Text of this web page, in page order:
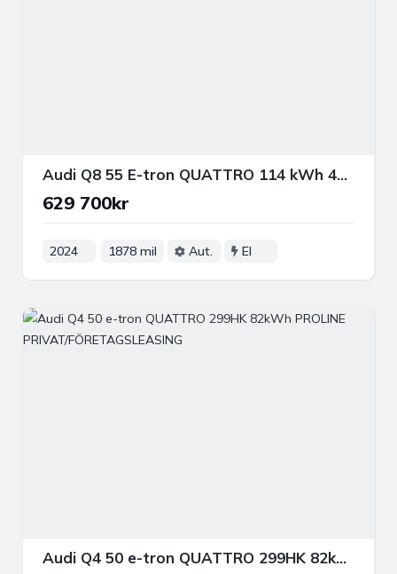
Audi Q8 55 E-tron QUATTRO 114 kWh 408HK S-LINE P-VÄRM B&O® PANO LUFTFJÄD
629 700kr
2024 1878 mil Aut. El
Audi Q4 50 e-tron QUATTRO 299HK 82kWh PROLINE PRIVAT/FÖRETAGSLEASING